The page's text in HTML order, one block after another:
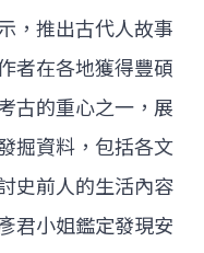
，推出古代人故事
者在各地獲得豐碩
古的重心之一，展
掘資料，包括各文
史前人的生活內容
君小姐鑑定發現安